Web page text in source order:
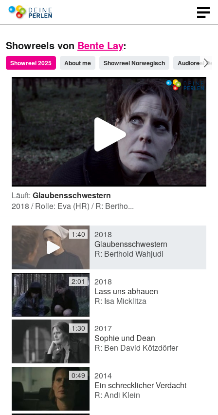
Showreels von Bente Lay:
Showreel 2025 About me Showreel Norwegisch Audioreel
V
i
d
e
o
a
b
s
Läuft: Glaubensschwestern
2018 / Rolle: Eva (HR) / R: Bertho...
1:40
2018
Glaubensschwestern
R: Berthold Wahjudi
2:01
2018
Lass uns abhauen
R: Isa Micklitza
1:30
2017
Sophie und Dean
R: Ben David Kötzdörfer
0:49
2014
Ein schrecklicher Verdacht
R: Andi Klein